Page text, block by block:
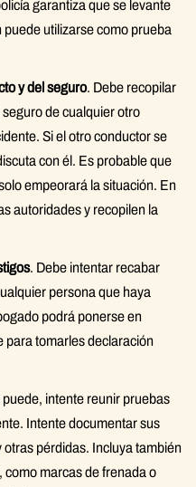
garantiza que se levante
utilizarse como prueba
y del seguro. Debe recopilar
de cualquier otro
Si el otro conductor se
con él. Es probable que
empeorará la situación. En
autoridades y recopilen la
. Debe intentar recabar
persona que haya
podrá ponerse en
para tomarles declaración
puede, intente reunir pruebas
Intente documentar sus
pérdidas. Incluya también
como marcas de frenada o